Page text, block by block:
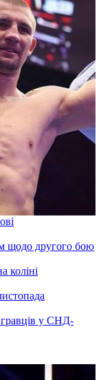
щодо другого бою
коліні
гравців у СНД-